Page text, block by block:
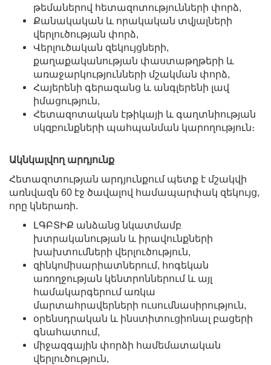
թեմաներով հետազոտությունների փորձ,
Քանակական և որակական տվյալների
վերլուծության փորձ,
Վերլուծական զեկույցների,
քաղաքականության փաստաթղթերի և
առաջարկությունների մշակման փորձ,
Հայերենի գերազանց և անգլերենի լավ
իմացություն,
Հետազոտական էթիկայի և գաղտնիության
սկզբունքների պահպանման կարողություն։
Ակնկալվող արդյունք
Հետազոտության արդյունքում պետք է մշակվի
առնվազն 60 էջ ծավալով համապարփակ զեկույց,
որը կներառի.
ԼԳԲՏԻՔ անձանց նկատմամբ
խտրականության և իրավունքների
խախտումների վերլուծություն,
զինկոմիսարիատներում, հոգեկան
առողջության կենտրոններում և այլ
համակարգերում առկա
մարտահրավերների ուսումնասիրություն,
օրենսդրական և ինստիտուցիոնալ բացերի
գնահատում,
միջազգային փորձի համեմատական
վերլուծություն,